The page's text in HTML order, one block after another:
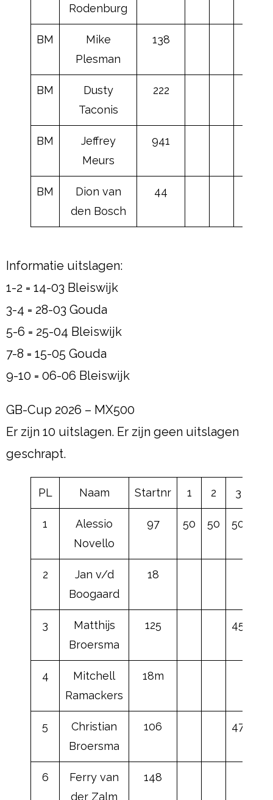
Rodenburg
BM
Mike
Plesman
138
BM
Dusty
Taconis
222
BM
Jeffrey
Meurs
941
BM
Dion van
den Bosch
44
Informatie uitslagen:
1-2 = 14-03 Bleiswijk
3-4 = 28-03 Gouda
5-6 = 25-04 Bleiswijk
7-8 = 15-05 Gouda
9-10 = 06-06 Bleiswijk
GB-Cup 2026 – MX500
Er zijn 10 uitslagen. Er zijn geen uitslagen
geschrapt.
PL Naam Startnr 1 2 3
1
Alessio
Novello
97 50 50 50
2
Jan v/d
Boogaard
18
3
Matthijs
Broersma
125 45
4
Mitchell
Ramackers
18m
5
Christian
Broersma
106 47
6
Ferry van
der Zalm
148